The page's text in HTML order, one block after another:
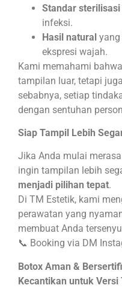
Standar
infeksi.
Hasil natural
ekspresi wajah.
Kami memahami
tampilan luar, tetapi
sebabnya, setiap
dengan sentuhan
Siap Tampil Lebih
Jika Anda mulai
ingin tampilan lebih
menjadi pilihan tepat.
Di TM Estetik, kami
perawatan yang
membuat Anda
📞 Booking via DM
Botox Aman &
Kecantikan untuk Versi